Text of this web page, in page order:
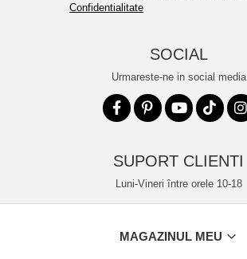
Confidentialitate
SOCIAL
Urmareste-ne in social media
SUPORT CLIENTI
Luni-Vineri între orele 10-18
MAGAZINUL MEU